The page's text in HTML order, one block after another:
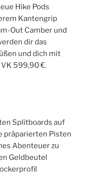
Hike Pods
Kantengrip
Out Camber und
dir das
und dich mit
599,90 €.
Splitboards auf
präparierten Pisten
Abenteuer zu
Geldbeutel